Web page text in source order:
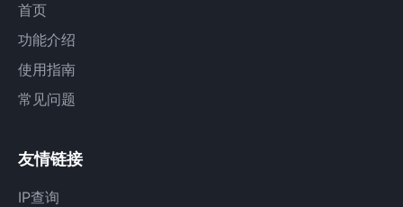
首页
功能介绍
使用指南
常见问题
友情链接
IP查询